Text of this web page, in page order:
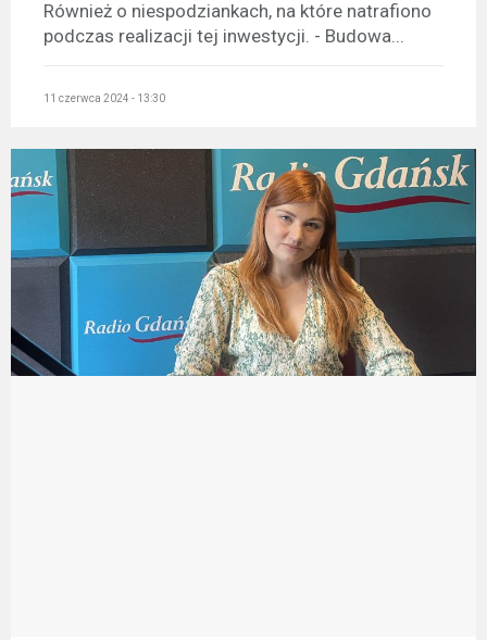
Również o niespodziankach, na które natrafiono
podczas realizacji tej inwestycji. - Budowa...
11 czerwca 2024 - 13:30